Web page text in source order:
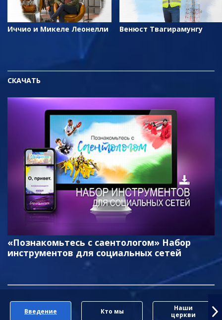
Иччио и Микеле Леонелли Венюст Твагирамунгу
СКАЧАТЬ
«Познакомьтесь с саентологом» Набор
инструментов для социальных сетей
Введение Кто мы
Наши
церкви